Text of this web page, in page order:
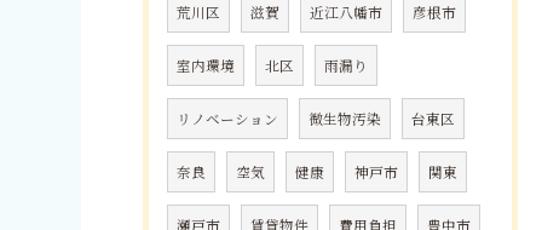
荒川区 滋賀 近江八幡市 彦根市
室内環境 北区 雨漏り
リノベーション 微生物汚染 台東区
奈良 空気 健康 神戸市 関東
瀬戸市 賃貸物件 費用負担 豊中市